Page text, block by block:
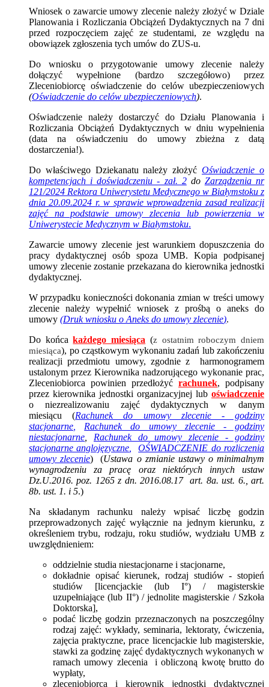
Wniosek o zawarcie umowy zlecenie należy złożyć w Dziale
Planowania i Rozliczania Obciążeń Dydaktycznych na 7 dni
przed rozpoczęciem zajęć ze studentami, ze względu na
obowiązek zgłoszenia tych umów do ZUS-u.
Do wniosku o przygotowanie umowy zlecenie należy
dołączyć wypełnione (bardzo szczegółowo) przez
Zleceniobiorcę oświadczenie do celów ubezpieczeniowych
(Oświadczenie do celów ubezpieczeniowych).
Oświadczenie należy dostarczyć do DziałuPlanowania i
Rozliczania Obciążeń Dydaktycznych w dniu wypełnienia
(data na oświadczeniu do umowy zbieżna z datą
dostarczenia!).
Do właściwego Dziekanatu należy złożyćOświadczenie o
kompetencjach i doświadczeniu - zał. 2do Zarządzenia nr
121/2024 Rektora Uniwerystetu Medycznego w Białymstoku z
dnia 20.09.2024 r. w sprawie wprowadzenia zasad realizacji
zajęć na podstawie umowy zlecenia lub powierzenia w
Uniwerystecie Medycznym w Białymstoku.
Zawarcie umowy zlecenie jest warunkiem dopuszczenia do
pracy dydaktycznej osób spoza UMB. Kopia podpisanej
umowy zlecenie zostanie przekazana do kierownika jednostki
dydaktycznej.
W przypadku konieczności dokonania zmian w treści umowy
zlecenie należy wypełnić wniosek z prośbą o aneks do
umowy (Druk wniosku o Aneks do umowy zlecenie).
Do końcakażdego miesiąca (z ostatnim roboczym dniem
miesiąca), po cząstkowym wykonaniu zadań lub zakończeniu
realizacji przedmiotu umowy, zgodnie z harmonogramem
ustalonym przez Kierownika nadzorującego wykonanie prac,
Zleceniobiorca powinien przedłożyć rachunek, podpisany
przez kierownika jednostki organizacyjnej lub oświadczenie
o niezrealizowaniu zajęć dydaktycznych w danym
miesiącu (Rachunek do umowy zlecenie - godziny
stacjonarne
Rachunek do umowy zlecenie - godziny
niestacjonarne
Rachunek do umowy zlecenie - godziny
stacjonarne anglojęzyczne
OŚWIADCZENIE do rozliczenia
umowy zlecenie) (Ustawa o zmianie ustawy o minimalnym
wynagrodzeniu za pracę oraz niektórych innych ustaw
Dz.U.2016. poz. 1265 z dn. 2016.08.17 art. 8a. ust. 6., art.
8b. ust. 1. i 5.)
Na składanym rachunku należy wpisać liczbę godzin
przeprowadzonych zajęć wyłącznie na jednym kierunku, z
określeniem trybu, rodzaju, roku studiów, wydziału UMB z
uwzględnieniem:
oddzielnie studia niestacjonarne i stacjonarne,
dokładnie opisać kierunek, rodzaj studiów - stopień
studiów [licencjackie (lub I°) / magisterskie
uzupełniające (lub II°) / jednolite magisterskie / Szkoła
Doktorska],
podać liczbę godzin przeznaczonych na poszczególny
rodzaj zajęć: wykłady, seminaria, lektoraty, ćwiczenia,
zajęcia praktyczne, prace licencjackie lub magisterskie,
stawki za godzinę zajęć dydaktycznych wykonanych w
ramach umowy zlecenia i obliczoną kwotę brutto do
wypłaty,
zleceniobiorca i kierownik jednostki dydaktycznej